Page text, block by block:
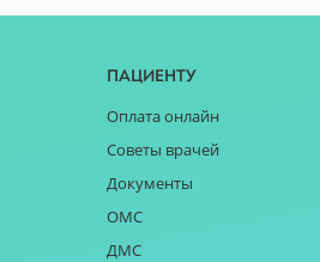
Пациенту
Оплата онлайн
Советы врачей
Документы
ОМС
ДМС